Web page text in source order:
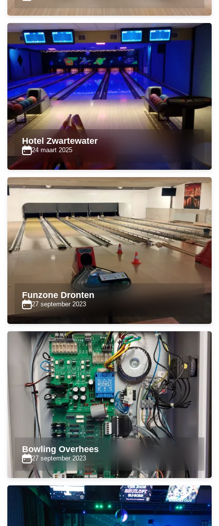
Hotel Zwartewater
24 maart 2025
Funzone Dronten
27 september 2023
Bowling Overhees
27 september 2023